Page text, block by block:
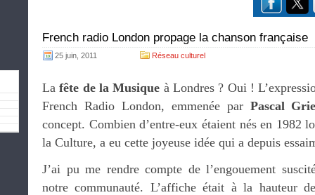
French radio London propage la chanson française
25 juin, 2011 Réseau culturel
Lafête de la Musique à Londres ? Oui !
French Radio London, emmenée par Pascal
concept. Combien d’entre-eux étaient nés en 1982
la Culture, a eu cette joyeuse idée qui a depuis
J’ai pu me rendre compte de l’engouement
notre communauté. L’affiche était à la hauteur